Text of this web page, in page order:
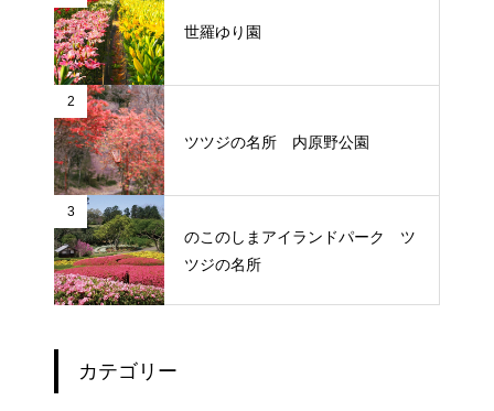
世羅ゆり園
2
ツツジの名所 内原野公園
3
のこのしまアイランドパーク ツ
ツジの名所
カテゴリー